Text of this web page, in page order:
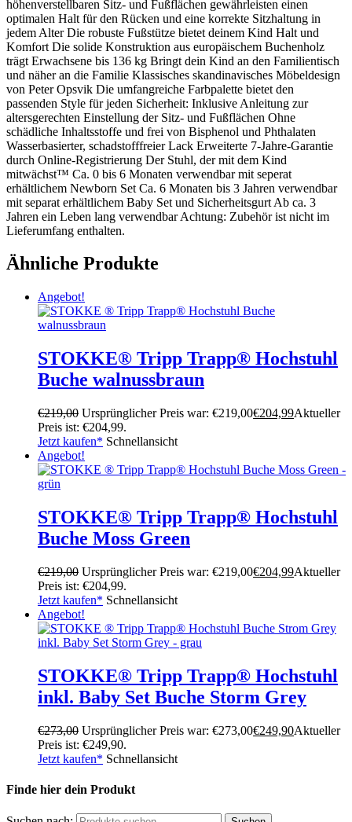
höhenverstellbaren Sitz- und Fußflächen gewährleisten einen
optimalen Halt für den Rücken und eine korrekte Sitzhaltung in
jedem Alter Die robuste Fußstütze bietet deinem Kind Halt und
Komfort Die solide Konstruktion aus europäischem Buchenholz
trägt Erwachsene bis 136 kg Bringt dein Kind an den Familientisch
und näher an die Familie Klassisches skandinavisches Möbeldesign
von Peter Opsvik Die umfangreiche Farbpalette bietet den
passenden Style für jeden Sicherheit: Inklusive Anleitung zur
altersgerechten Einstellung der Sitz- und Fußflächen Ohne
schädliche Inhaltsstoffe und frei von Bisphenol und Phthalaten
Wasserbasierter, schadstofffreier Lack Erweiterte 7-Jahre-Garantie
durch Online-Registrierung Der Stuhl, der mit dem Kind
mitwächst™ Ca. 0 bis 6 Monaten verwendbar mit seperat
erhältlichem Newborn Set Ca. 6 Monaten bis 3 Jahren verwendbar
mit separat erhältlichem Baby Set und Sicherheitsgurt Ab ca. 3
Jahren ein Leben lang verwendbar Achtung: Zubehör ist nicht im
Lieferumfang enthalten.
Ähnliche Produkte
Angebot!
STOKKE® Tripp Trapp® Hochstuhl
Buche walnussbraun
€219,00 Ursprünglicher Preis war: €219,00€204,99Aktueller
Preis ist: €204,99.
Jetzt kaufen* Schnellansicht
Angebot!
STOKKE® Tripp Trapp® Hochstuhl
Buche Moss Green
€219,00 Ursprünglicher Preis war: €219,00€204,99Aktueller
Preis ist: €204,99.
Jetzt kaufen* Schnellansicht
Angebot!
STOKKE® Tripp Trapp® Hochstuhl
inkl. Baby Set Buche Storm Grey
€273,00 Ursprünglicher Preis war: €273,00€249,90Aktueller
Preis ist: €249,90.
Jetzt kaufen* Schnellansicht
Finde hier dein Produkt